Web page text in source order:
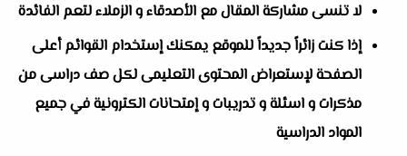
لا تنسى مشاركة المقال مع الأصدقاء و الزملاء لتعم الفائدة
إذا كنت زائراً جديداً للموقع يمكنك إستخدام القوائم أعلى
الصفحة لإستعراض المحتوى التعليمى لكل صف دراسى من
مذكرات و اسئلة و تدريبات و إمتحانات الكترونية في جميع
المواد الدراسية